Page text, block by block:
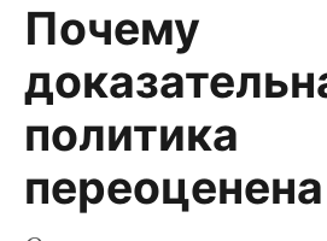
Почему
политика
переоценена